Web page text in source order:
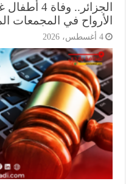
الجزائر.. وفاة 4
في المجمعات